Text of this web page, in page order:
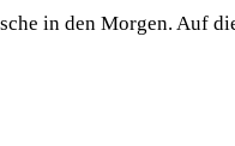
in den Morgen. Auf